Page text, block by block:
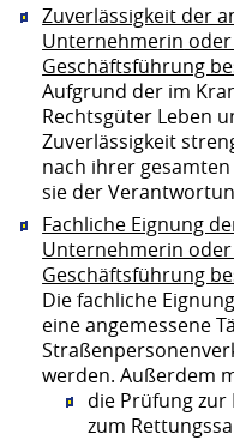
Zuverlässigkeit der
Unternehmerin
Geschäftsführung
Aufgrund der im
Rechtsgüter Leben
Zuverlässigkeit
nach ihrer
sie der
Fachliche Eignung
Unternehmerin
Geschäftsführung
Die fachliche
eine angemessene
werden. Außerdem
die Prüfung
zum